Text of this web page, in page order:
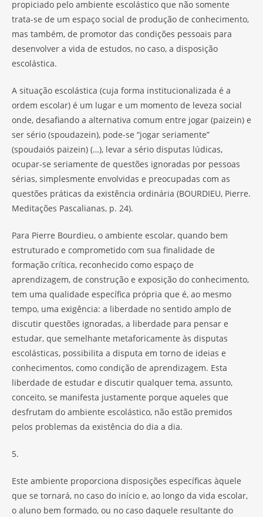
propiciado pelo ambiente escolástico que não somente
trata-se de um espaço social de produção de conhecimento,
mas também, de promotor das condições pessoais para
desenvolver a vida de estudos, no caso, a disposição
escolástica.
A situação escolástica (cuja forma institucionalizada é a
ordem escolar) é um lugar e um momento de leveza social
onde, desafiando a alternativa comum entre jogar (paizein) e
ser sério (spoudazein), pode-se “jogar seriamente”
(spoudaiós paizein) (…), levar a sério disputas lúdicas,
ocupar-se seriamente de questões ignoradas por pessoas
sérias, simplesmente envolvidas e preocupadas com as
questões práticas da existência ordinária (BOURDIEU, Pierre.
Meditações Pascalianas, p. 24).
Para Pierre Bourdieu, o ambiente escolar, quando bem
estruturado e comprometido com sua finalidade de
formação crítica, reconhecido como espaço de
aprendizagem, de construção e exposição do conhecimento,
tem uma qualidade específica própria que é, ao mesmo
tempo, uma exigência: a liberdade no sentido amplo de
discutir questões ignoradas, a liberdade para pensar e
estudar, que semelhante metaforicamente às disputas
escolásticas, possibilita a disputa em torno de ideias e
conhecimentos, como condição de aprendizagem. Esta
liberdade de estudar e discutir qualquer tema, assunto,
conceito, se manifesta justamente porque aqueles que
desfrutam do ambiente escolástico, não estão premidos
pelos problemas da existência do dia a dia.
5.
Este ambiente proporciona disposições específicas àquele
que se tornará, no caso do início e, ao longo da vida escolar,
o aluno bem formado, ou no caso daquele resultante do